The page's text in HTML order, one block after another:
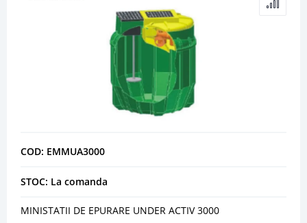
COD: EMMUA3000
STOC: La comanda
MINISTATII DE EPURARE UNDER ACTIV 3000